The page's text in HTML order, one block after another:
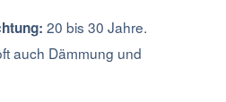
20 bis 30 Jahre.
auch Dämmung und